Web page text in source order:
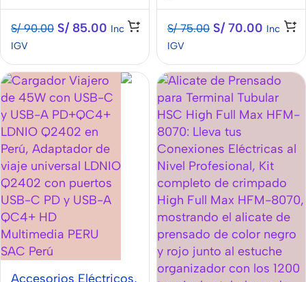
S/90.00 S/85.00 Inc
IGV
S/75.00 S/70.00 Inc
IGV
Accesorios Eléctricos,